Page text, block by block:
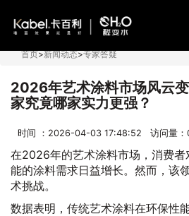
首页>新闻动态>专家答疑
2026年艺术涂料市场风云
家究竟哪家实力更强？
时间 ：2026-04-03 17:48:52 访问量：
在2026年的艺术涂料市场，消费者
能的涂料需求日益增长。然而，该
术挑战。
数据表明，传统艺术涂料在环保性